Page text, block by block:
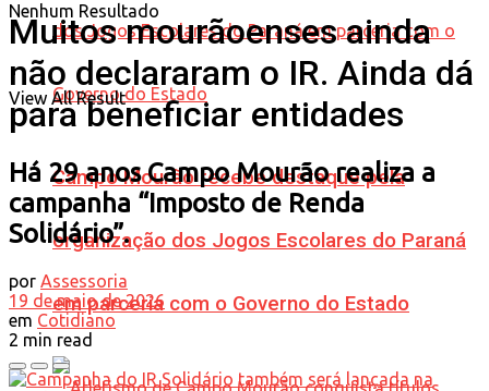
Campo Mourão recebe destaque pela
organização dos Jogos Escolares do Paraná
em parceria com o Governo do Estado
Nenhum Resultado
View All Result
Muitos mourãoenses ainda
não declararam o IR. Ainda dá
para beneficiar entidades
Há 29 anos Campo Mourão realiza a
campanha “Imposto de Renda
Solidário”.
por Assessoria
19 de maio de 2026
em Cotidiano
2 min read